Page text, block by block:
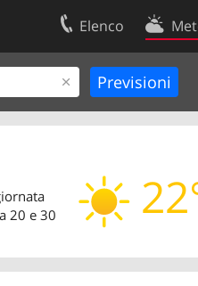
Elenco
20 e 30
Contatti
Condizioni